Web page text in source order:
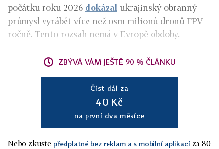
počátku roku 2026 dokázal ukrajinský obranný
průmysl vyrábět více než osm milionů dronů FPV
ročně. Tento rozsah nemá v Evropě obdoby.
ZBÝVÁ VÁM JEŠTĚ 90 % ČLÁNKU
Číst dál za
40 Kč
na první dva měsíce
Nebo zkuste předplatné bez reklam a s mobilní aplikací za 80